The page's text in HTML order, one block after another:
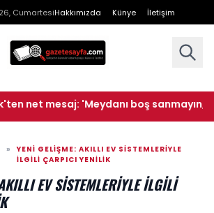
CumartesiHakkımızda Künye İletişim
net mesaj: 'Meydanı boş sanmayın,
»
YENI GELIŞME: AKILLI EV SISTEMLERIYLE
İLGILI ÇARPICI YENILIK
EV SISTEMLERIYLE İLGILI